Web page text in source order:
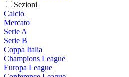
Sezioni
Calcio
Mercato
Serie A
Serie B
Coppa Italia
Champions League
Europa League